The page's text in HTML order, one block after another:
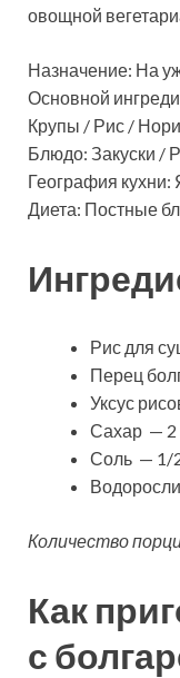
овощной
Назначение: На
Основной
Крупы / Рис / Нори
Блюдо: Закуски /
География кухни:
Диета: Постные
Рис для
Перец
Уксус
Сахар — 2
Соль — 1/
Количество
Как
с